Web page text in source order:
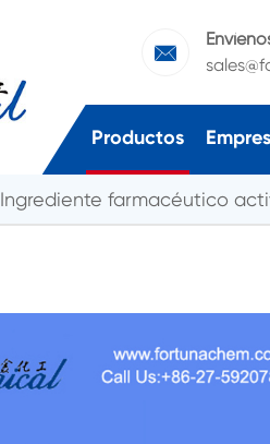

Productos
Ingrediente farmacéutico